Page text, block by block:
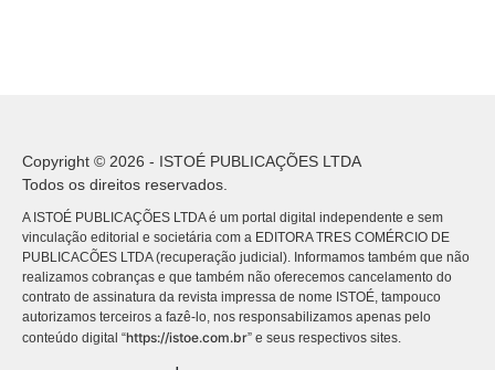
Copyright © 2026 - ISTOÉ PUBLICAÇÕES LTDA
Todos os direitos reservados.
A ISTOÉ PUBLICAÇÕES LTDA é um portal digital independente e sem
vinculação editorial e societária com a EDITORA TRES COMÉRCIO DE
PUBLICACÕES LTDA (recuperação judicial). Informamos também que não
realizamos cobranças e que também não oferecemos cancelamento do
contrato de assinatura da revista impressa de nome ISTOÉ, tampouco
autorizamos terceiros a fazê-lo, nos responsabilizamos apenas pelo
conteúdo digital “https://istoe.com.br” e seus respectivos sites.